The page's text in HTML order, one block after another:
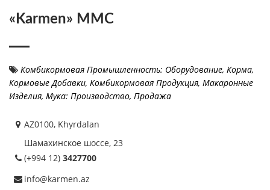
«Karmen» MMC
Комбикормовая Промышленность: Оборудование, Корма,
Кормовые Добавки, Комбикормовая Продукция, Макаронные
Изделия, Мука: Производство, Продажа
AZ0100, Khyrdalan
Шамахинское шоссе, 23
(+994 12) 3427700
info@karmen.az